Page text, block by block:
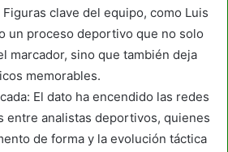
clave del equipo, como Luis
un proceso deportivo que no solo
marcador, sino que también deja
memorables.
El dato ha encendido las redes
entre analistas deportivos, quienes
de forma y la evolución táctica